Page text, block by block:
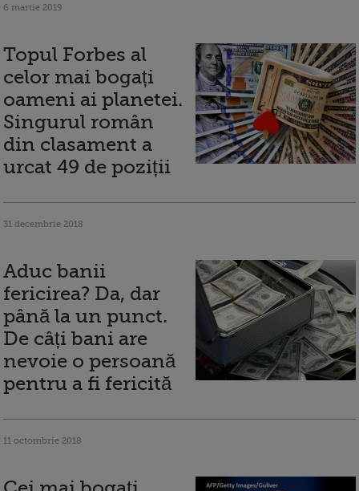
6 martie 2019
Topul Forbes al
celor mai bogați
oameni ai planetei.
Singurul român
din clasament a
urcat 49 de poziții
31 decembrie 2018
Aduc banii
fericirea? Da, dar
până la un punct.
De câți bani are
nevoie o persoană
pentru a fi fericită
11 octombrie 2018